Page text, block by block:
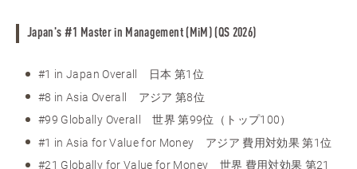
Japan's #1 Master in Management (MiM) (QS 2026)
#1 in Japan Overall 日本 第1位
#8 in Asia Overall アジア 第8位
#99 Globally Overall 世界 第99位（トップ100）
#1 in Asia for Value for Money アジア 費用対効果 第1位
#21 Globally for Value for Money 世界 費用対効果 第21